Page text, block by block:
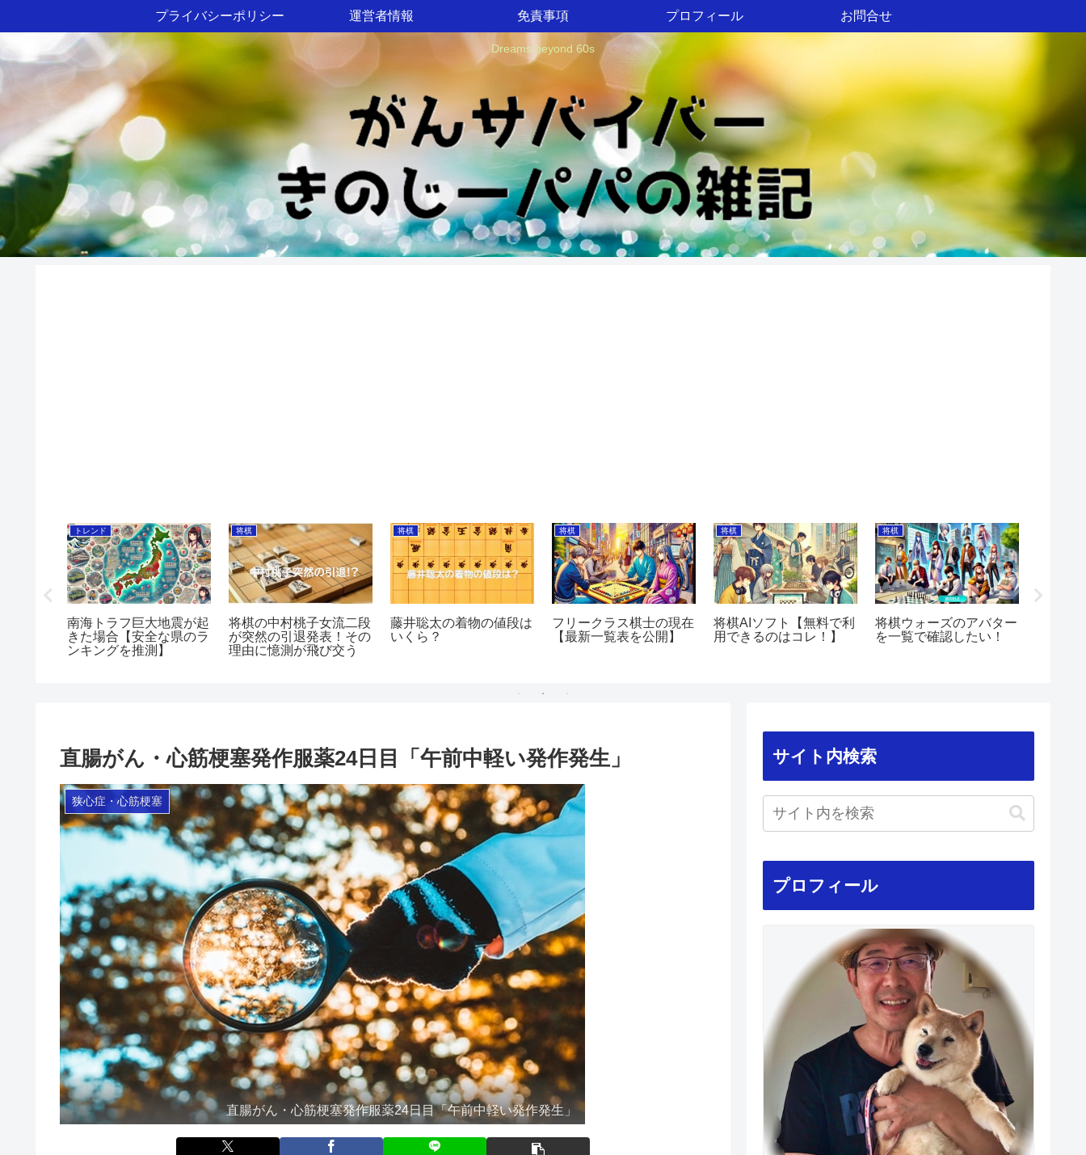
Dreams beyond 60s
プライバシーポリシー 運営者情報 免責事項 プロフィール お問合せ
トレンド
南海トラフ巨大地震が起
きた場合【安全な県のラ
ンキングを推測】
将棋
将棋の中村桃子女流二段
が突然の引退発表！その
理由に憶測が飛び交う
将棋
藤井聡太の着物の値段は
いくら？
将棋
フリークラス棋士の現在
【最新一覧表を公開】
将棋
将棋AIソフト【無料で利
用できるのはコレ！】
将棋
将棋ウォーズのアバター
を一覧で確認したい！
直腸がん・心筋梗塞発作服薬24日目「午前中軽い発作発生」
狭心症・心筋梗塞
直腸がん・心筋梗塞発作服薬24日目「午前中軽い発作発生」
サイト内検索
プロフィール